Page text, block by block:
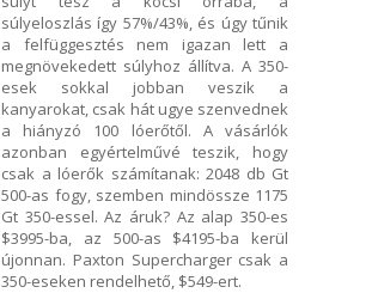
súlyeloszlás így 57%/43%, és úgy tűnik
a felfüggesztés nem igazan lett a
megnövekedett súlyhoz állítva. A 350-
esek sokkal jobban veszik a
kanyarokat, csak hát ugye szenvednek
a hiányzó 100 lóerőtől. A vásárlók
azonban egyértelművé teszik, hogy
csak a lóerők számítanak: 2048 db Gt
500-as fogy, szemben mindössze 1175
Gt 350-essel. Az áruk? Az alap 350-es
$3995-ba, az 500-as $4195-ba kerül
újonnan. Paxton Supercharger csak a
350-eseken rendelhető, $549-ert.